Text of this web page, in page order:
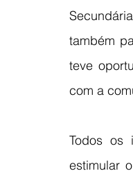
também
teve
com a
Todos os
estimular